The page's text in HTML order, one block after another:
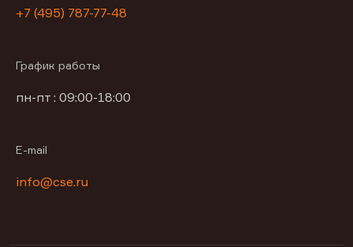
+7 (495) 787-77-48
График работы
пн-пт : 09:00-18:00
E-mail
info@cse.ru